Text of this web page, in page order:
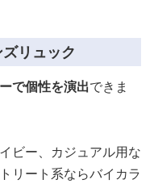
リュック
で個性を演出できま
ビー、カジュアル用な
リート系ならバイカラ